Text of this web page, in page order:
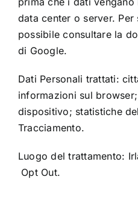
data center o server.
possibile consultare la
di Google.
Dati Personali trattati:
informazioni sul
dispositivo; statistiche
Tracciamento.
Luogo del trattamento:
Opt Out.